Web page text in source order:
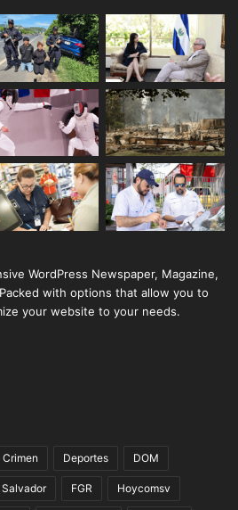
WordPress Newspaper, Magazine,
with options that allow you to
your website to your needs.
Crimen Deportes DOM
Salvador FGR Hoycomsv